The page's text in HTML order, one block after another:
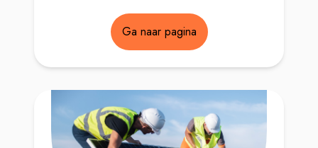
Ga naar pagina